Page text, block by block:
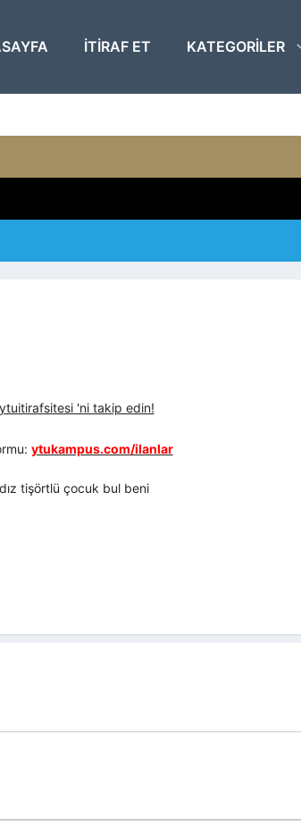
ITIRAF ET KATEGORILER
'ni takip edin!
ytukampus.com/ilanlar
tişörtlü çocuk bul beni